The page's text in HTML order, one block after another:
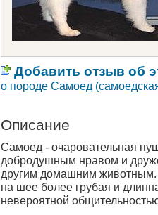
Добавить отзыв об
о породе Самоед
Описание
Самоед - очаровательная
добродушным нравом и
другим домашним животным.
на шее более грубая и
невероятной